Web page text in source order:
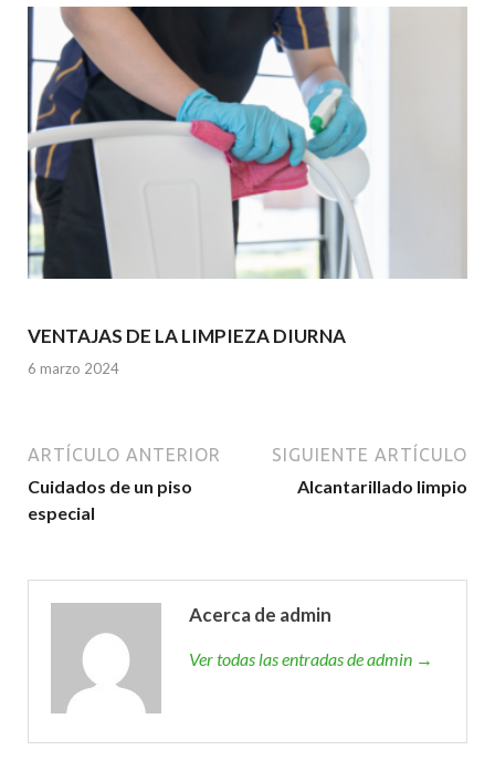
VENTAJAS DE LA LIMPIEZA DIURNA
6 marzo 2024
ARTÍCULO ANTERIOR
Cuidados de un piso
especial
SIGUIENTE ARTÍCULO
Alcantarillado limpio
Acerca de admin
Ver todas las entradas de admin →